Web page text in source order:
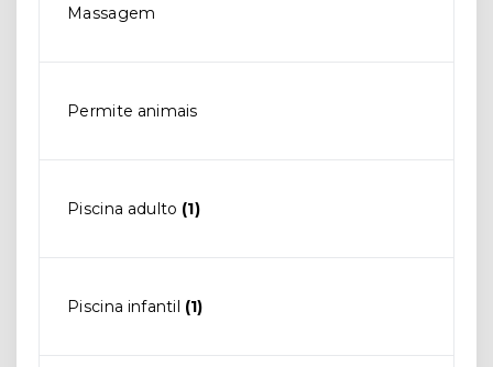
Massagem
Permite animais
Piscina adulto (1)
Piscina infantil (1)